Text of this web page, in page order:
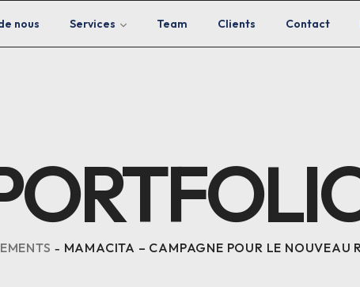
nous Services Team Clients Contact
MAMACITA – CAMPAGNE POUR LE NOUVEAU